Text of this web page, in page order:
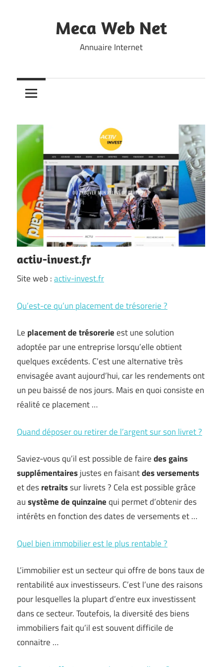
Meca Web Net
Annuaire Internet
activ-invest.fr
Site web :activ-invest.fr
Qu’est-ce qu’un placement de trésorerie ?
Le placement de trésorerieest une solution
adoptée par une entreprise lorsqu’elle obtient
quelques excédents. C’est une alternative très
envisagée avant aujourd’hui, car les rendements ont
un peu baissé de nos jours. Mais en quoi consiste en
réalité ce placement …
Quand déposer ou retirer de l’argent sur son livret ?
Saviez-vous qu’il est possible de fairedes gains
supplémentairesjustes en faisantdes versements
et desretraitssur livrets ? Cela est possible grâce
ausystème de quinzainequi permet d’obtenir des
intérêts en fonction des dates de versements et …
Quel bien immobilier est le plus rentable ?
L’immobilier est un secteur qui offre de bons taux de
rentabilité aux investisseurs. C’est l’une des raisons
pour lesquelles la plupart d’entre eux investissent
dans ce secteur. Toutefois, la diversité des biens
immobiliers fait qu’il est souvent difficile de
connaitre …